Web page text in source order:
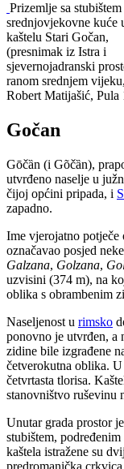
Prizemlje sa stubištem
srednjovjekovne kuće
kaštelu Stari Gočan,
(presnimak iz Istra i
sjevernojadranski
ranom srednjem
Robert Matijašić, Pula
Gočan
Gōčȁn (i Gõčȁn),
utvrđeno naselje u
čijoj općini pripada, i
zapadno.
Ime vjerojatno potječe
označavao posjed
Galzana, Golzana,
uzvisini (374 m), na
oblika s obrambenim
Naseljenost u rimsko
ponovno je utvrđen, a
zidine bile izgrađene
četverokutna oblika.
četvrtasta tlorisa.
stanovništvo ruševinu
Unutar grada prostor
stubištem,
kaštela istražene su
predromanička